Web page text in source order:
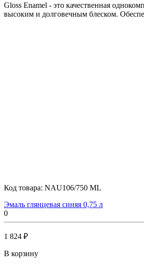
Gloss Enamel - это качественная
высоким и долговечным блеском.
Код товара: NAU106/750 ML
Эмаль глянцевая синяя 0,75 л
0
1 824 ₽
В корзину